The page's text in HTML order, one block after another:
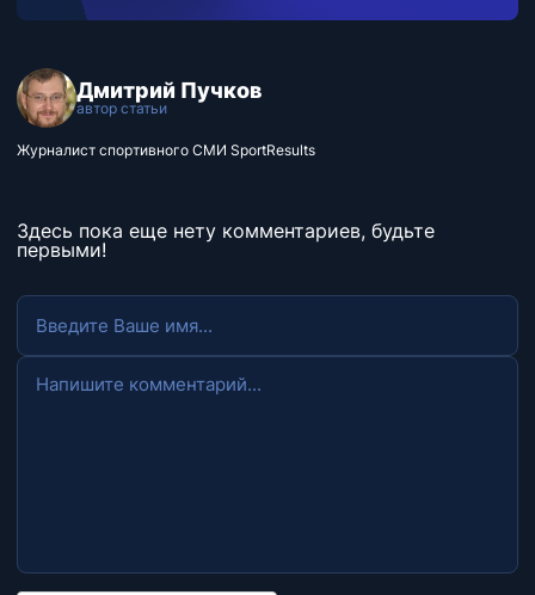
Дмитрий Пучков
автор статьи
Журналист спортивного СМИ SportResults
Здесь пока еще нету комментариев, будьте
первыми!